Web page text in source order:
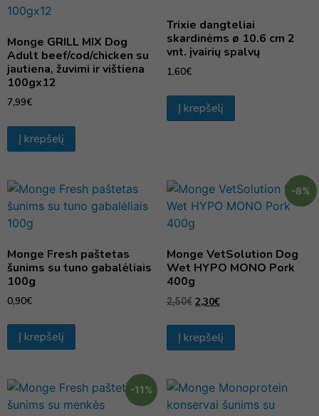
Monge GRILL MIX Dog
Adult beef/cod/chicken su
jautiena, žuvimi ir vištiena
100gx12
7,99€
Į krepšelį
Trixie dangteliai
skardinėms ø 10.6 cm 2
vnt. įvairių spalvų
1,60€
Į krepšelį
Monge Fresh paštetas
šunims su tuno gabalėliais
100g
0,90€
Į krepšelį
-8%
Monge VetSolution Dog
Wet HYPO MONO Pork
400g
2,50€ 2,30€
Į krepšelį
-11%